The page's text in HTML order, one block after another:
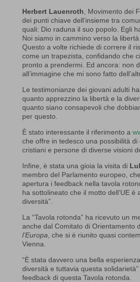
Herbert Lauenroth , Movimento dei
dei punti chiave dell’insieme tra
quali: Dio raduna il suo popolo. Egli
Noi siamo in cammino verso la libertà
Questo a volte richiede di correre il
come un trapezista, confidando che
pronto a prendermi. Ed ancora: non
all’immagine che mi sono fatto
Le testimonianze dei giovani adulti
quanto apprezzino la libertà e la
quanto siano consapevoli che
per questo.
È stato interessante il riferimento a
che offre in tedesco una possibilità di
cristiani e persone di diverse visioni
Infine, è stata una gioia la visita di
membro del Parlamento europeo,
apertura i feedback nella tavola
ha sottolineato che il motto dell’UE è
diversità”.
La “Tavola rotonda” ha ricevuto un
anche dal Comitato di Orientamento
l’Europa , che si è riunito quasi
Vienna.
“È stata davvero una bella
diversità e tuttavia questa
feedback di questa Tavola rotonda.